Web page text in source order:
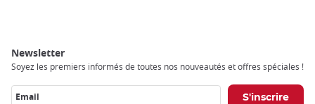
Newsletter
Soyez les premiers informés de toutes nos nouveautés et offres spéciales !
Email